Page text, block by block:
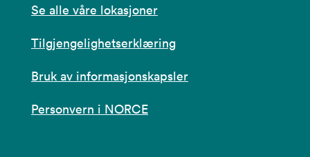
Se alle våre lokasjoner
Tilgjengelighetserklæring
Bruk av informasjonskapsler
Personvern i NORCE